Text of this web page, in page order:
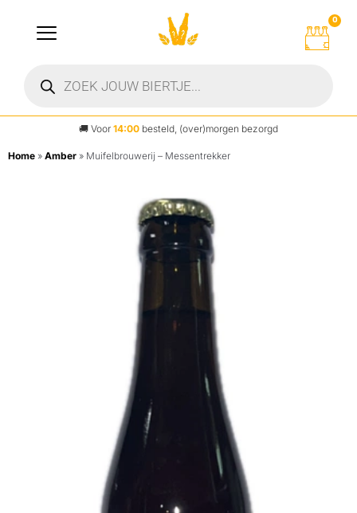
0
🚚 Voor 14:00 besteld, (over)morgen bezorgd
Home » Amber » Muifelbrouwerij – Messentrekker